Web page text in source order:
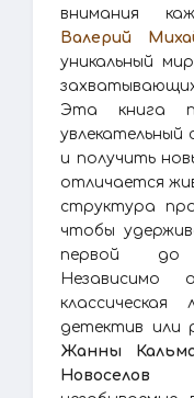
внимания
Валерий
уникальный
Эта книга
и получить
отличается
структура
чтобы
первой до
детектив
Жанны
Новоселов